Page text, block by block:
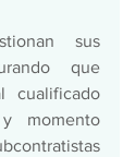
sus
que
cualificado
momento